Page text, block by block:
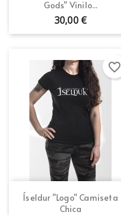
Gods" Vinilo...
30,00 €
Íseldur "Logo" Camiseta
Chica
favorite_border